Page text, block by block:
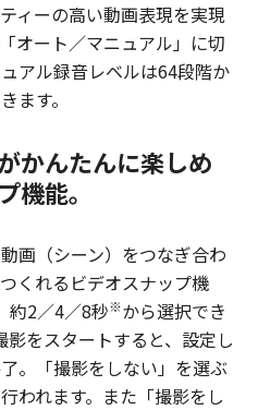
ィーの高い動画表現を実現
オート／マニュアル」に切
アル録音レベルは64段階か
ます。
かんたんに楽しめ
機能。
画（シーン）をつなぎ合わ
くれるビデオスナップ機
約2／4／8秒※から選択でき
影をスタートすると、設定し
。「撮影をしない」を選ぶ
われます。また「撮影をし